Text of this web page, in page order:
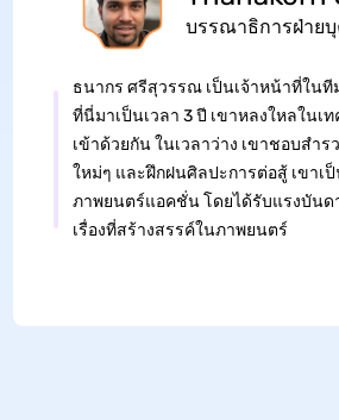
บรรณาธิการฝ่าย
ธนากร ศรีสุวรรณ เป็นเจ้าหน้าที่ในที
ที่นี่มาเป็นเวลา 3 ปี เขาหลงใหลในเ
เข้าด้วยกัน ในเวลาว่าง เขาชอบสำร
ใหม่ๆ และฝึกฝนศิลปะการต่อสู้ เขาเ
ภาพยนตร์แอคชั่น โดยได้รับแรงบันด
เรื่องที่สร้างสรรค์ในภาพยนตร์